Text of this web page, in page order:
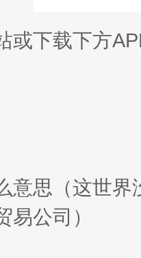
或下载下方
意思（这世界
公司）